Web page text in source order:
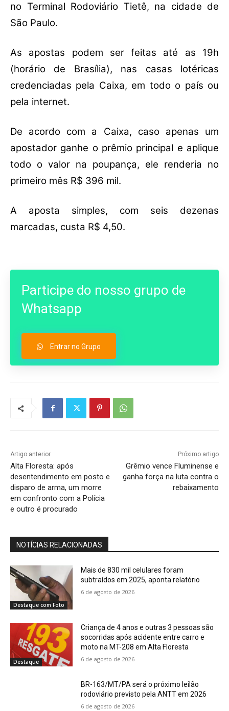
no Terminal Rodoviário Tietê, na cidade de
São Paulo.
As apostas podem ser feitas até as 19h
(horário de Brasília), nas casas lotéricas
credenciadas pela Caixa, em todo o país ou
pela internet.
De acordo com a Caixa, caso apenas um
apostador ganhe o prêmio principal e aplique
todo o valor na poupança, ele renderia no
primeiro mês R$ 396 mil.
A aposta simples, com seis dezenas
marcadas, custa R$ 4,50.
Participe do nosso grupo de
Whatsapp
Entrar no Grupo
Artigo anterior
Alta Floresta: após
desentendimento em posto e
disparo de arma, um morre
em confronto com a Polícia
e outro é procurado
Próximo artigo
Grêmio vence Fluminense e
ganha força na luta contra o
rebaixamento
NOTÍCIAS RELACIONADAS
Destaque com Foto
Mais de 830 mil celulares foram
subtraídos em 2025, aponta relatório
6 de agosto de 2026
Destaque
Criança de 4 anos e outras 3 pessoas são
socorridas após acidente entre carro e
moto na MT-208 em Alta Floresta
6 de agosto de 2026
BR-163/MT/PA será o próximo leilão
rodoviário previsto pela ANTT em 2026
6 de agosto de 2026